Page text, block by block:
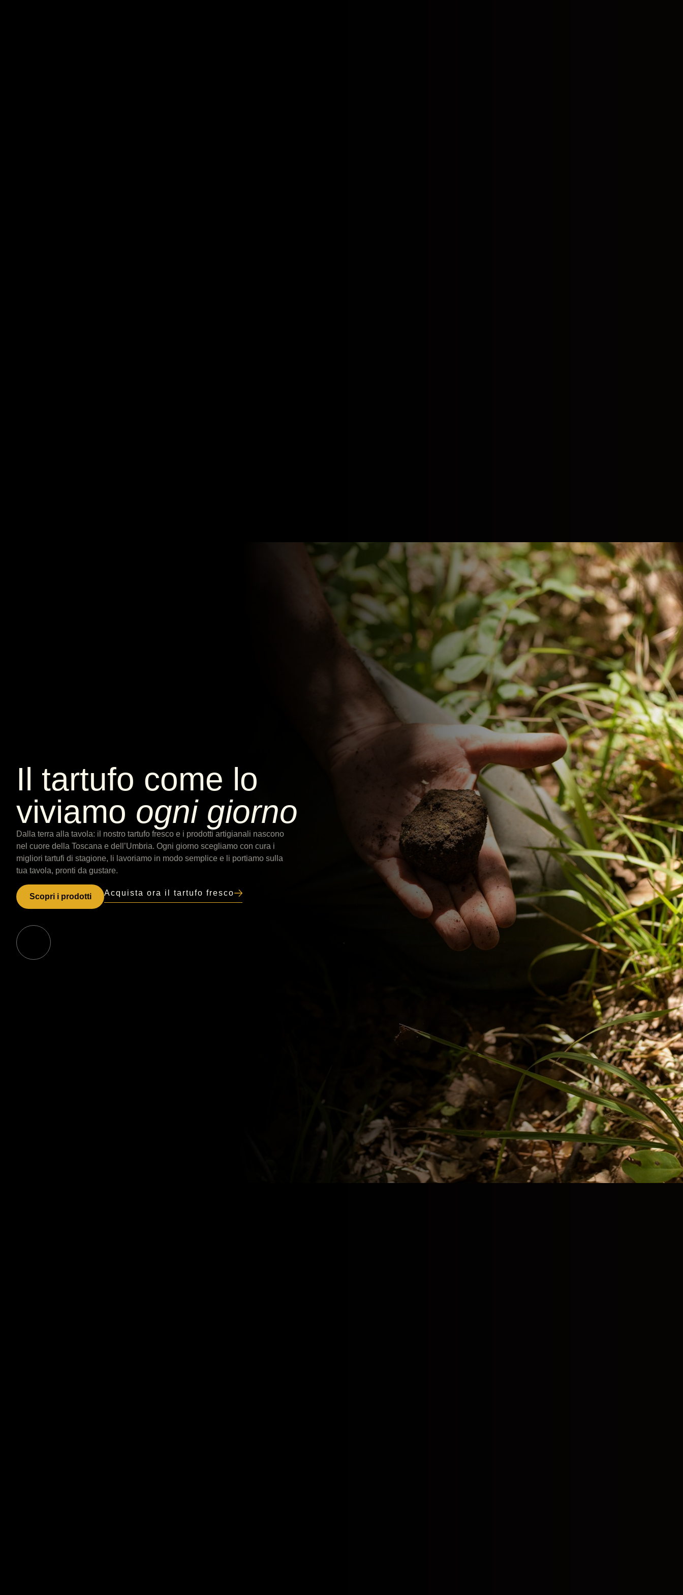
Il tartufo come lo
viviamo ogni giorno
Dalla terra alla tavola: il nostro tartufo fresco e i prodotti artigianali nascono
nel cuore della Toscana e dell’Umbria. Ogni giorno scegliamo con cura i
migliori tartufi di stagione, li lavoriamo in modo semplice e li portiamo sulla
tua tavola, pronti da gustare.
Scopri i prodotti Acquista ora il tartufo fresco